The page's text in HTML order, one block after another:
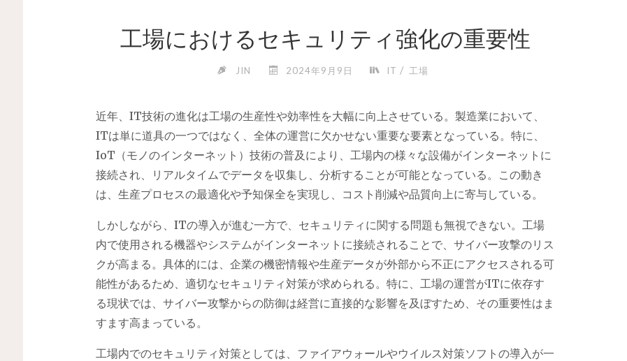
工場におけるセキュリティ強化の重要性
JIN 2024年9月9日 IT / 工場
近年、IT技術の進化は工場の生産性や効率性を大幅に向上させている。 製造業において、
ITは単に道具の一つではなく、全体の運営に欠かせない重要な要素となっている。特に、
IoT（モノのインターネット）技術の普及により、工場内の様々な設備がインターネットに
接続され、リアルタイムでデータを収集し、分析することが可能となっている。この動き
は、生産プロセスの最適化や予知保全を実現し、コスト削減や品質向上に寄与している。
しかしながら、ITの導入が進む一方で、セキュリティに関する問題も無視できない。工場
内で使用される機器やシステムがインターネットに接続されることで、サイバー攻撃のリス
クが高まる。具体的には、企業の機密情報や生産データが外部から不正にアクセスされる可
能性があるため、適切なセキュリティ対策が求められる。特に、工場の運営がITに依存す
る現状では、サイバー攻撃からの防御は経営に直接的な影響を及ぼすため、その重要性はま
すます高まっている。
工場内でのセキュリティ対策としては、ファイアウォールやウイルス対策ソフトの導入が一